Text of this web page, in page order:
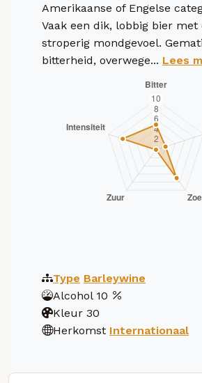
Amerikaanse of Engelse
Vaak een dik, lobbig bier met
stroperig mondgevoel.
bitterheid, overwege... Lees
Type Barleywine
Alcohol 10
Kleur 30
Herkomst Internationaal